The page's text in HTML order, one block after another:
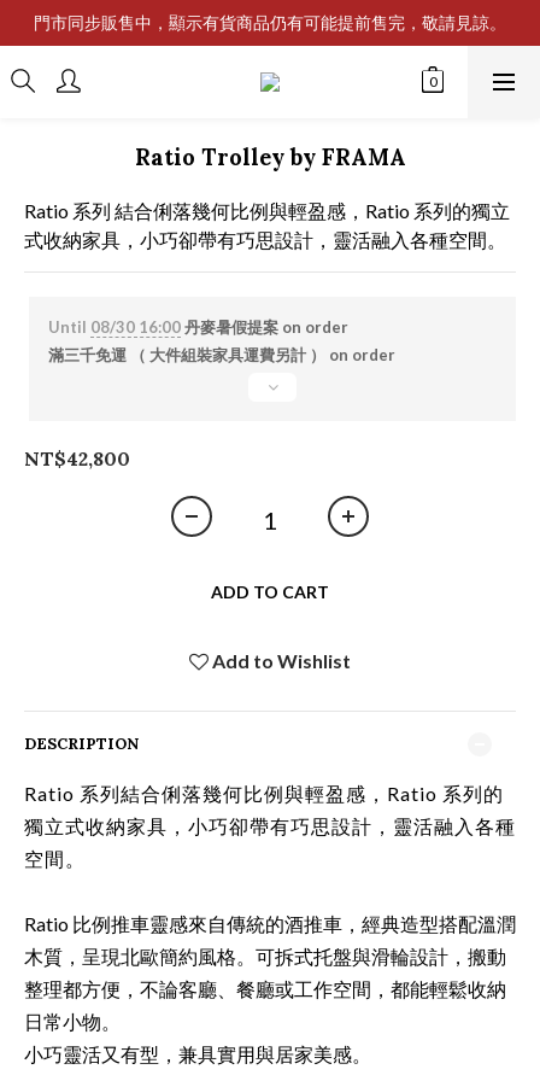
門市同步販售中，顯示有貨商品仍有可能提前售完，敬請見諒。
Ratio Trolley by FRAMA
Ratio 系列 結合俐落幾何比例與輕盈感，Ratio 系列的獨立
式收納家具，小巧卻帶有巧思設計，靈活融入各種空間。
Until 08/30 16:00丹麥暑假提案 on order
滿三千免運 （ 大件組裝家具運費另計 ） on order
NT$42,800
ADD TO CART
Add to Wishlist
DESCRIPTION
Ratio 系列結合俐落幾何比例與輕盈感，Ratio 系列的
獨立式收納家具，小巧卻帶有巧思設計，靈活融入各種
空間。
Ratio 比例推車靈感來自傳統的酒推車，經典造型搭配溫潤
木質，呈現北歐簡約風格。可拆式托盤與滑輪設計，搬動
整理都方便，不論客廳、餐廳或工作空間，都能輕鬆收納
日常小物。
小巧靈活又有型，兼具實用與居家美感。